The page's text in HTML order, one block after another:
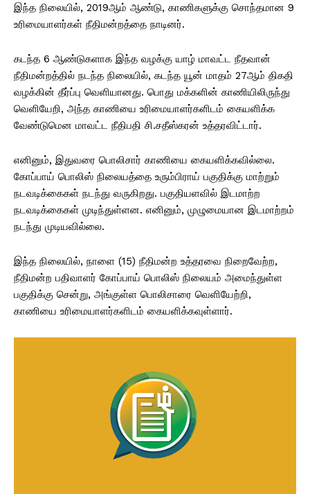
இந்த நிலையில், 2019ஆம் ஆண்டு, காணிகளுக்கு சொந்தமான 9
உரிமையாளர்கள் நீதிமன்றத்தை நாடினர்.
கடந்த 6 ஆண்டுகளாக இந்த வழக்கு யாழ் மாவட்ட நீதவான்
நீதிமன்றத்தில் நடந்த நிலையில், கடந்த யூன் மாதம் 27ஆம் திகதி
வழக்கின் தீர்ப்பு வெளியானது. பொது மக்களின் காணியிலிருந்து
வெளியேறி, அந்த காணியை உரிமையாளர்களிடம் கையளிக்க
வேண்டுமென மாவட்ட நீதிபதி சி.சதீஸ்கரன் உத்தரவிட்டார்.
எனினும், இதுவரை பொலிசார் காணியை கையளிக்கவில்லை.
கோப்பாய் பொலிஸ் நிலையத்தை உரும்பிராய் பகுதிக்கு மாற்றும்
நடவடிக்கைகள் நடந்து வருகிறது. பகுதியளவில் இடமாற்ற
நடவடிக்கைகள் முடிந்துள்ளன. எனினும், முழுமையான இடமாற்றம்
நடந்து முடியவில்லை.
இந்த நிலையில், நாளை (15) நீதிமன்ற உத்தரவை நிறைவேற்ற,
நீதிமன்ற பதிவாளர் கோப்பாய் பொலிஸ் நிலையம் அமைந்துள்ள
பகுதிக்கு சென்று, அங்குள்ள பொலிசாரை வெளியேற்றி,
காணியை உரிமையாளர்களிடம் கையளிக்கவுள்ளார்.